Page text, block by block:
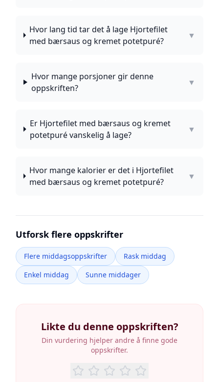
Hvor lang tid tar det å lage Hjortefilet
med bærsaus og kremet potetpuré?
▼
Hvor mange porsjoner gir denne
oppskriften?
▼
Er Hjortefilet med bærsaus og kremet
potetpuré vanskelig å lage?
▼
Hvor mange kalorier er det i Hjortefilet
med bærsaus og kremet potetpuré?
▼
Utforsk flere oppskrifter
Flere middagsoppskrifter
Rask middag
Enkel middag
Sunne middager
Likte du denne oppskriften?
Din vurdering hjelper andre å finne gode
oppskrifter.